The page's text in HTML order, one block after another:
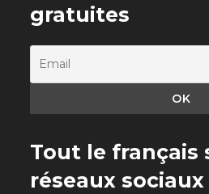
gratuites
Tout le français
réseaux sociaux